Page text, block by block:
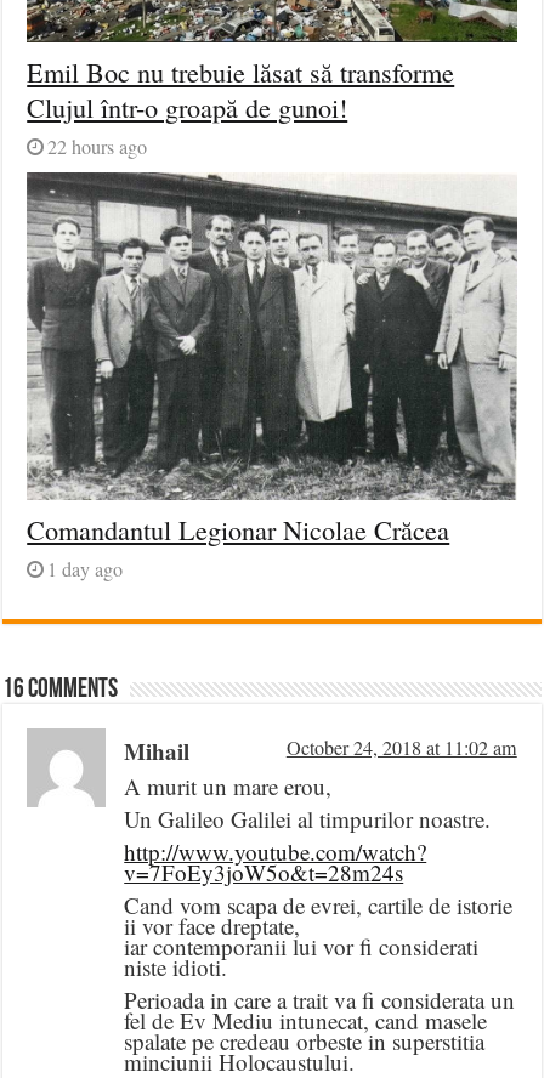
Emil Boc nu trebuie lăsat să transforme
Clujul într-o groapă de gunoi!
22 hours ago
Comandantul Legionar Nicolae Crăcea
1 day ago
16 comments
Mihail October 24, 2018 at 11:02 am
A murit un mare erou,
Un Galileo Galilei al timpurilor noastre.
http://www.youtube.com/watch?
v=7FoEy3joW5o&t=28m24s
Cand vom scapa de evrei, cartile de istorie
ii vor face dreptate,
iar contemporanii lui vor fi considerati
niste idioti.
Perioada in care a trait va fi considerata un
fel de Ev Mediu intunecat, cand masele
spalate pe credeau orbeste in superstitia
minciunii Holocaustului.